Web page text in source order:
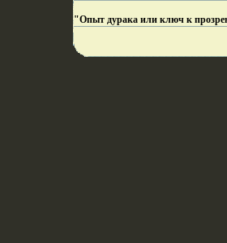
"Опыт дурака или ключ к